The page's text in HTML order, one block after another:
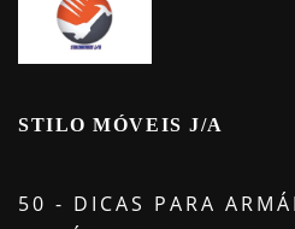
STILO MÓVEIS J/A
50 - DICAS PARA